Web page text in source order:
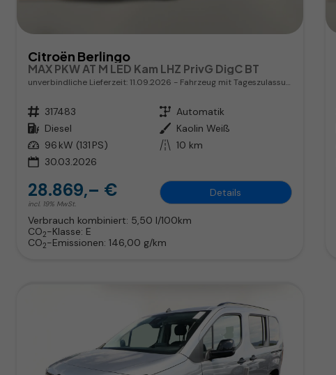
Citroën Berlingo
MAX PKW AT M LED Kam LHZ PrivG DigC BT
unverbindliche Lieferzeit: 11.09.2026 Fahrzeug mit Tageszulassung
Fahrzeugnr. 317483 Getriebe Automatik
Kraftstoff Diesel Außenfarbe Kaolin Weiß
Leistung 96 kW (131 PS) Kilometerstand 10 km
30.03.2026
28.869,– €
incl. 19% MwSt.
Details
Verbrauch kombiniert: 5,50 l/100km
CO2-Klasse: E
CO2-Emissionen: 146,00 g/km